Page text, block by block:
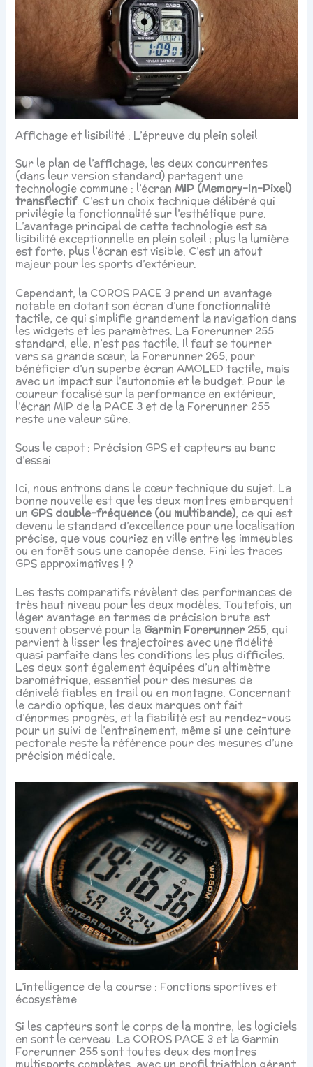
Affichage et lisibilité : L’épreuve du plein soleil
Sur le plan de l’affichage, les deux concurrentes
(dans leur version standard) partagent une
technologie commune : l’écranMIP (Memory-In-Pixel)
transflectif. C’est un choix technique délibéré qui
privilégie la fonctionnalité sur l’esthétique pure.
L’avantage principal de cette technologie est sa
lisibilité exceptionnelle en plein soleil ; plus la lumière
est forte, plus l’écran est visible. C’est un atout
majeur pour les sports d’extérieur.
Cependant, la COROS PACE 3 prend un avantage
notable en dotant son écran d’une fonctionnalité
tactile, ce qui simplifie grandement la navigation dans
les widgets et les paramètres. La Forerunner 255
standard, elle, n’est pas tactile. Il faut se tourner
vers sa grande sœur, la Forerunner 265, pour
bénéficier d’un superbe écran AMOLED tactile, mais
avec un impact sur l’autonomie et le budget. Pour le
coureur focalisé sur la performance en extérieur,
l’écran MIP de la PACE 3 et de la Forerunner 255
reste une valeur sûre.
Sous le capot : Précision GPS et capteurs au banc
d’essai
Ici, nous entrons dans le cœur technique du sujet. La
bonne nouvelle est que les deux montres embarquent
un GPS double-fréquence (ou multibande), ce qui est
devenu le standard d’excellence pour une localisation
précise, que vous couriez en ville entre les immeubles
ou en forêt sous une canopée dense. Fini les traces
GPS approximatives ! ?️
Les tests comparatifs révèlent des performances de
très haut niveau pour les deux modèles. Toutefois, un
léger avantage en termes de précision brute est
souvent observé pour la Garmin Forerunner 255, qui
parvient à lisser les trajectoires avec une fidélité
quasi parfaite dans les conditions les plus difficiles.
Les deux sont également équipées d’un altimètre
barométrique, essentiel pour des mesures de
dénivelé fiables en trail ou en montagne. Concernant
le cardio optique, les deux marques ont fait
d’énormes progrès, et la fiabilité est au rendez-vous
pour un suivi de l’entraînement, même si une ceinture
pectorale reste la référence pour des mesures d’une
précision médicale.
L’intelligence de la course : Fonctions sportives et
écosystème
Si les capteurs sont le corps de la montre, les logiciels
en sont le cerveau. La COROS PACE 3 et la Garmin
Forerunner 255 sont toutes deux des montres